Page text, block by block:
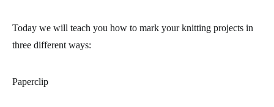
Today we will teach you how to mark yourknitting projects in
three different ways:
Paperclip